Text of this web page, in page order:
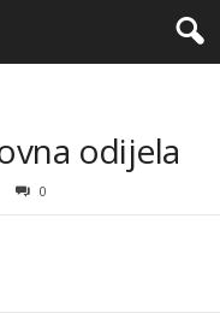
odijela
0